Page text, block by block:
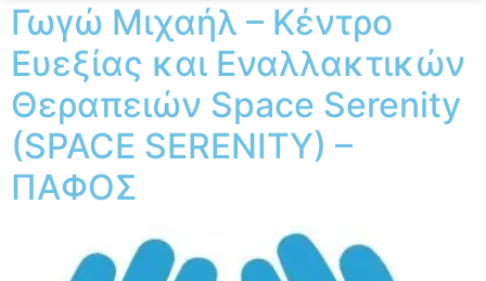
Γωγώ Μιχαήλ – Κέντρο
Ευεξίας και Εναλλακτικών
Θεραπειών Space Serenity
(SPACE SERENITY) –
ΠΑΦΟΣ